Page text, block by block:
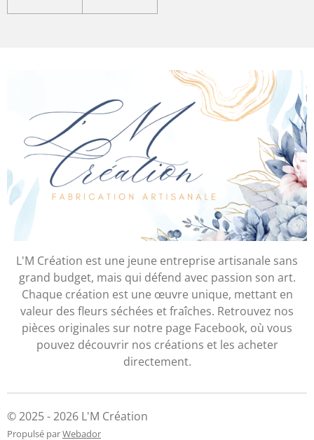
L'M Création est une jeune entreprise artisanale sans
grand budget, mais qui défend avec passion son art.
Chaque création est une œuvre unique, mettant en
valeur des fleurs séchées et fraîches. Retrouvez nos
pièces originales sur notre page Facebook, où vous
pouvez découvrir nos créations et les acheter
directement.
© 2025 - 2026 L'M Création
Propulsé parWebador